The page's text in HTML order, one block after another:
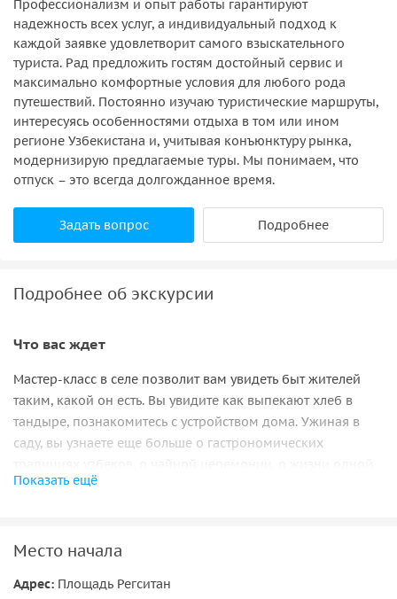
Профессионализм и опыт работы гарантируют
надежность всех услуг, а индивидуальный подход к
каждой заявке удовлетворит самого взыскательного
туриста. Рад предложить гостям достойный сервис и
максимально комфортные условия для любого рода
путешествий. Постоянно изучаю туристические маршруты,
интересуясь особенностями отдыха в том или ином
регионе Узбекистана и, учитывая конъюнктуру рынка,
модернизирую предлагаемые туры. Мы понимаем, что
отпуск – это всегда долгожданное время.
Задать вопрос Подробнее
Подробнее об экскурсии
Что вас ждет
Мастер-класс в селе позволит вам увидеть быт жителей
таким, какой он есть. Вы увидите как выпекают хлеб в
тандыре, познакомитесь с устройством дома. Ужиная в
саду, вы узнаете еще больше о гастрономических
большой гостеприимной семьи.
Показать ещё
Место начала
Адрес: Площадь Регситан